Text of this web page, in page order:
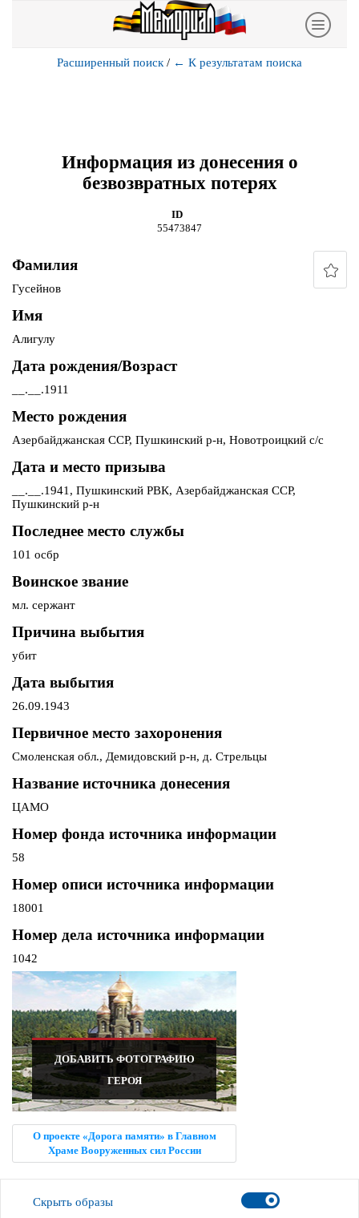
Расширенный поиск / ← К результатам поиска
Информация из донесения о
безвозвратных потерях
ID
55473847
Фамилия
Гусейнов
Имя
Алигулу
Дата рождения/Возраст
__.__.1911
Место рождения
Азербайджанская ССР, Пушкинский р-н, Новотроицкий с/с
Дата и место призыва
__.__.1941, Пушкинский РВК, Азербайджанская ССР,
Пушкинский р-н
Последнее место службы
101 осбр
Воинское звание
мл. сержант
Причина выбытия
убит
Дата выбытия
26.09.1943
Первичное место захоронения
Смоленская обл., Демидовский р-н, д. Стрельцы
Название источника донесения
ЦАМО
Номер фонда источника информации
58
Номер описи источника информации
18001
Номер дела источника информации
1042
ДОБАВИТЬ ФОТОГРАФИЮ
ГЕРОЯ
О проекте «Дорога памяти» в Главном
Храме Вооруженных сил России
Скрыть образы